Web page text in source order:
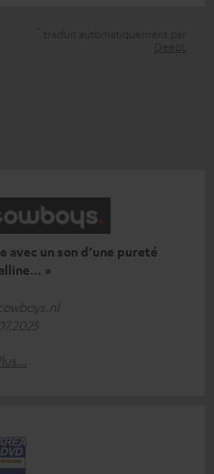
un son d’une pureté
»